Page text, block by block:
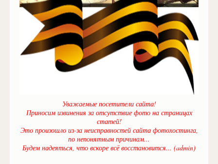
Уважаемые посетители сайта!
Приносим извинения за отсутствие фото на страницах
статей!
Это произошло из-за неисправностей сайта фотохостинга,
по непонятным причинам...
Будем надеяться, что вскоре всё восстановится... (admin)